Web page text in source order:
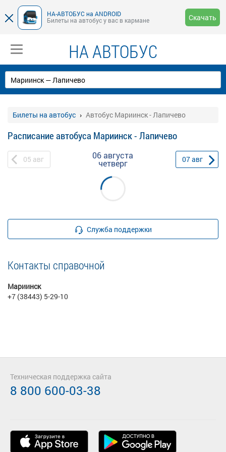
НА-АВТОБУС на ANDROID
Билеты на автобус у вас в кармане
Скачать
НА АВТОБУС
Билеты на автобус Автобус Мариинск - Лапичево
Расписание автобуса Мариинск - Лапичево
05 авг 06 августа
четверг 07авг
Служба поддержки
Контакты справочной
Мариинск
+7 (38443) 5-29-10
Техническая поддержка сайта
8 800 600-03-38